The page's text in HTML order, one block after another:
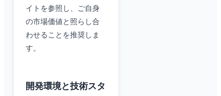
イトを参照し、ご自身
の市場価値と照らし合
わせることを推奨しま
す。
開発環境と技術スタ